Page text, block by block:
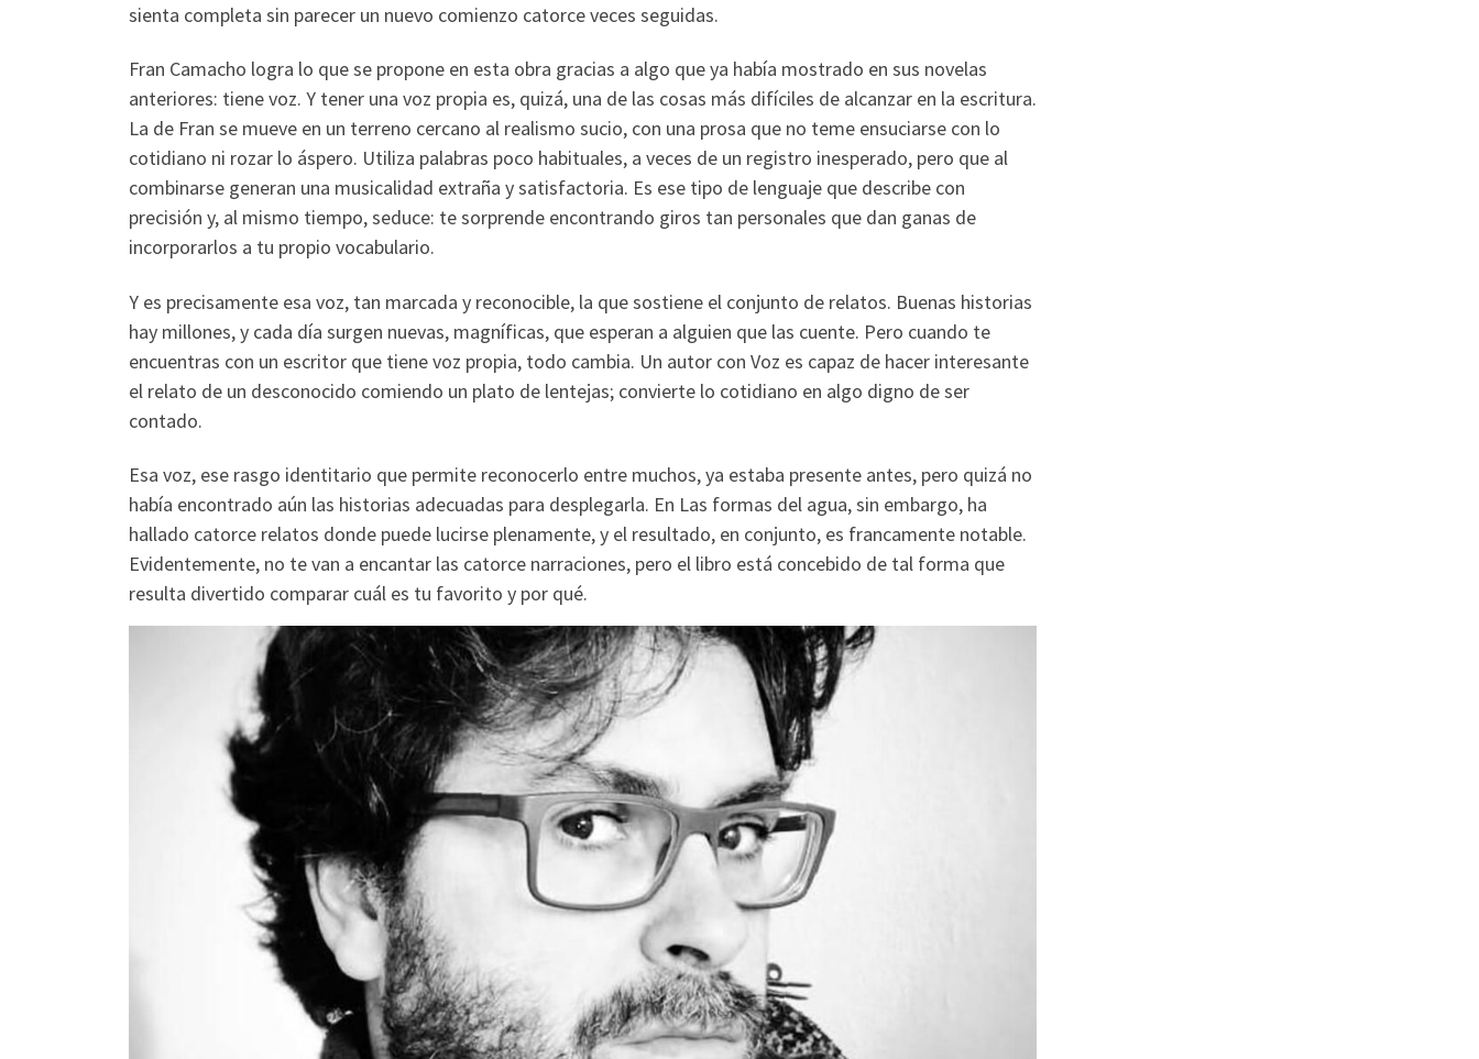
sienta completa sin parecer un nuevo comienzo catorce veces seguidas.
Fran Camacho logra lo que se propone en esta obra gracias a algo que ya había mostrado en sus novelas
anteriores: tiene voz. Y tener una voz propia es, quizá, una de las cosas más difíciles de alcanzar en la escritura.
La de Fran se mueve en un terreno cercano al realismo sucio, con una prosa que no teme ensuciarse con lo
cotidiano ni rozar lo áspero. Utiliza palabras poco habituales, a veces de un registro inesperado, pero que al
combinarse generan una musicalidad extraña y satisfactoria. Es ese tipo de lenguaje que describe con
precisión y, al mismo tiempo, seduce: te sorprende encontrando giros tan personales que dan ganas de
incorporarlos a tu propio vocabulario.
Y es precisamente esa voz, tan marcada y reconocible, la que sostiene el conjunto de relatos. Buenas historias
hay millones, y cada día surgen nuevas, magníficas, que esperan a alguien que las cuente. Pero cuando te
encuentras con un escritor que tiene voz propia, todo cambia. Un autor con Voz es capaz de hacer interesante
el relato de un desconocido comiendo un plato de lentejas; convierte lo cotidiano en algo digno de ser
contado.
Esa voz, ese rasgo identitario que permite reconocerlo entre muchos, ya estaba presente antes, pero quizá no
había encontrado aún las historias adecuadas para desplegarla. En Las formas del agua, sin embargo, ha
hallado catorce relatos donde puede lucirse plenamente, y el resultado, en conjunto, es francamente notable.
Evidentemente, no te van a encantar las catorce narraciones, pero el libro está concebido de tal forma que
resulta divertido comparar cuál es tu favorito y por qué.